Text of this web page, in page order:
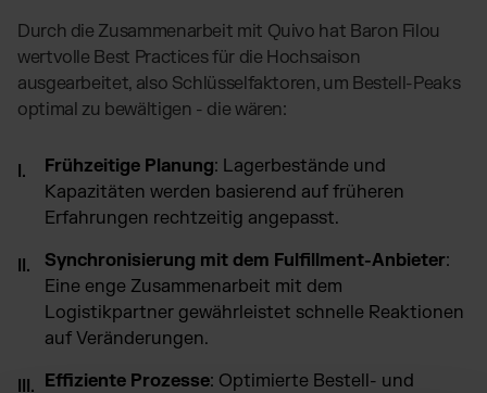
Durch die Zusammenarbeit mit Quivo hat Baron Filou
wertvolle Best Practices für die Hochsaison
ausgearbeitet, also Schlüsselfaktoren, um Bestell-Peaks
optimal zu bewältigen - die wären:
Frühzeitige Planung: Lagerbestände und
Kapazitäten werden basierend auf früheren
Erfahrungen rechtzeitig angepasst.
Synchronisierung mit dem Fulfillment-Anbieter:
Eine enge Zusammenarbeit mit dem
Logistikpartner gewährleistet schnelle Reaktionen
auf Veränderungen.
Effiziente Prozesse: Optimierte Bestell- und